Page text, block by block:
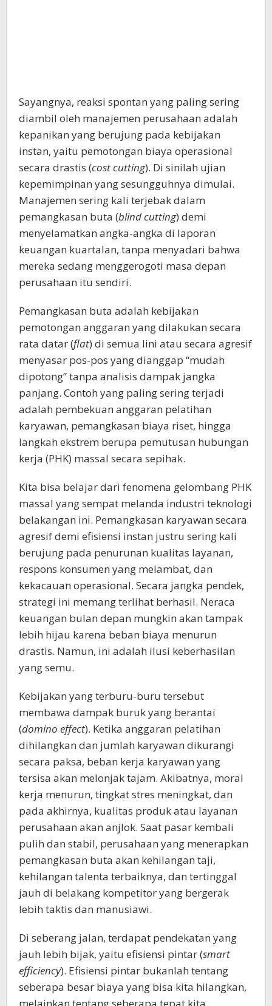
Sayangnya, reaksi spontan yang paling sering
diambil oleh manajemen perusahaan adalah
kepanikan yang berujung pada kebijakan
instan, yaitu pemotongan biaya operasional
secara drastis (cost cutting). Di sinilah ujian
kepemimpinan yang sesungguhnya dimulai.
Manajemen sering kali terjebak dalam
pemangkasan buta (blind cutting) demi
menyelamatkan angka-angka di laporan
keuangan kuartalan, tanpa menyadari bahwa
mereka sedang menggerogoti masa depan
perusahaan itu sendiri.
Pemangkasan buta adalah kebijakan
pemotongan anggaran yang dilakukan secara
rata datar (flat) di semua lini atau secara agresif
menyasar pos-pos yang dianggap “mudah
dipotong” tanpa analisis dampak jangka
panjang. Contoh yang paling sering terjadi
adalah pembekuan anggaran pelatihan
karyawan, pemangkasan biaya riset, hingga
langkah ekstrem berupa pemutusan hubungan
kerja (PHK) massal secara sepihak.
Kita bisa belajar dari fenomena gelombang PHK
massal yang sempat melanda industri teknologi
belakangan ini. Pemangkasan karyawan secara
agresif demi efisiensi instan justru sering kali
berujung pada penurunan kualitas layanan,
respons konsumen yang melambat, dan
kekacauan operasional. Secara jangka pendek,
strategi ini memang terlihat berhasil. Neraca
keuangan bulan depan mungkin akan tampak
lebih hijau karena beban biaya menurun
drastis. Namun, ini adalah ilusi keberhasilan
yang semu.
Kebijakan yang terburu-buru tersebut
membawa dampak buruk yang berantai
(domino effect). Ketika anggaran pelatihan
dihilangkan dan jumlah karyawan dikurangi
secara paksa, beban kerja karyawan yang
tersisa akan melonjak tajam. Akibatnya, moral
kerja menurun, tingkat stres meningkat, dan
pada akhirnya, kualitas produk atau layanan
perusahaan akan anjlok. Saat pasar kembali
pulih dan stabil, perusahaan yang menerapkan
pemangkasan buta akan kehilangan taji,
kehilangan talenta terbaiknya, dan tertinggal
jauh di belakang kompetitor yang bergerak
lebih taktis dan manusiawi.
Di seberang jalan, terdapat pendekatan yang
jauh lebih bijak, yaitu efisiensi pintar (smart
efficiency). Efisiensi pintar bukanlah tentang
seberapa besar biaya yang bisa kita hilangkan,